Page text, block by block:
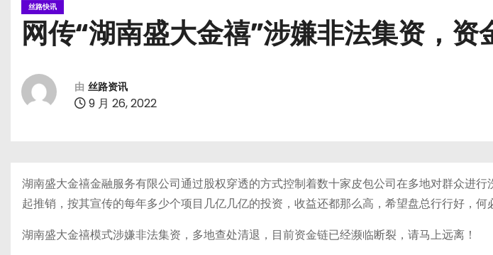
丝路快讯
网传“湖南盛大金禧”涉嫌非法集资，
由 丝路资讯
9 月 26, 2022
湖南盛大金禧金融服务有限公司通过股权穿透的方式控制着数十家皮包公司在多地对群众进
起推销，按其宣传的每年多少个项目几亿几亿的投资，收益还都那么高，希望盘总行行好，何
湖南盛大金禧模式涉嫌非法集资，多地查处清退，目前资金链已经濒临断裂，请马上远离！